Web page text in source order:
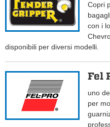
Copri
con i
disponibili per diversi modelli.
Fel
uno
per